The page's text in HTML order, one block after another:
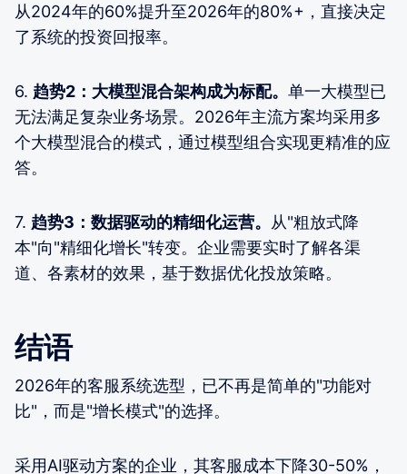
从2024年的60%提升至2026年的80%+，直接决定
了系统的投资回报率。
6. 趋势2：大模型混合架构成为标配。 单一大模型已
无法满足复杂业务场景。2026年主流方案均采用多
个大模型混合的模式，通过模型组合实现更精准的应
答。
7. 趋势3：数据驱动的精细化运营。 从"粗放式降
本"向"精细化增长"转变。企业需要实时了解各渠
道、各素材的效果，基于数据优化投放策略。
结语
2026年的客服系统选型，已不再是简单的"功能对
比"，而是"增长模式"的选择。
采用AI驱动方案的企业，其客服成本下降30-50%，